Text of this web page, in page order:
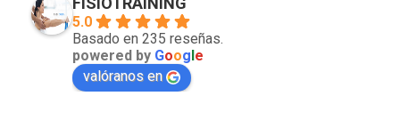
5.0
Basado en 235 reseñas.
powered by Google
valóranos en